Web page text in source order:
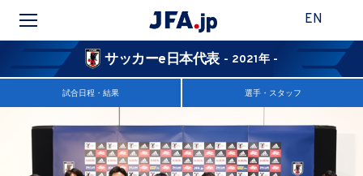
EN
サッカーe日本代表 - 2021年 -
試合日程・結果 選手・スタッフ